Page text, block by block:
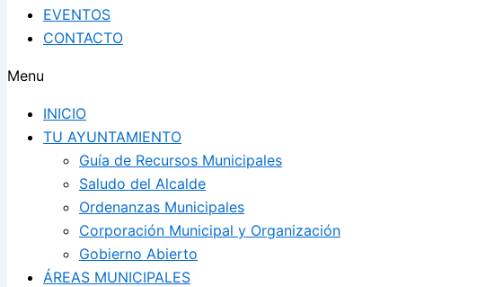
EVENTOS
CONTACTO
Menu
INICIO
TU AYUNTAMIENTO
Guía de Recursos Municipales
Saludo del Alcalde
Ordenanzas Municipales
Corporación Municipal y Organización
Gobierno Abierto
ÁREAS MUNICIPALES